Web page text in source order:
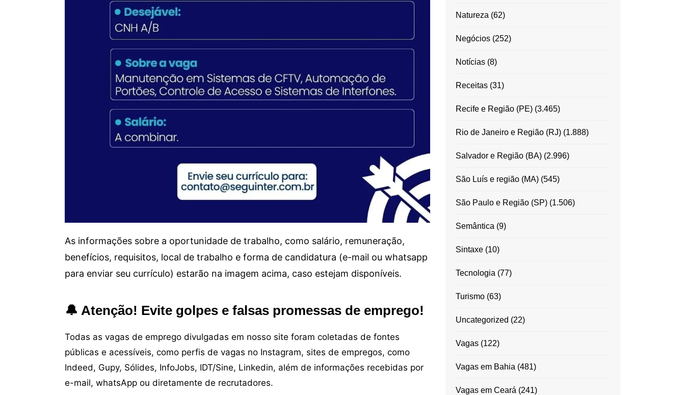
As informações sobre a oportunidade de trabalho, como salário, remuneração,
benefícios, requisitos, local de trabalho e forma de candidatura (e-mail ou whatsapp
para enviar seu currículo) estarão na imagem acima, caso estejam disponíveis.
🔔 Atenção! Evite golpes e falsas promessas de emprego!
Todas as vagas de emprego divulgadas em nosso site foram coletadas de fontes
públicas e acessíveis, como perfis de vagas no Instagram, sites de empregos, como
Indeed, Gupy, Sólides, InfoJobs, IDT/Sine, Linkedin, além de informações recebidas por
e-mail, whatsApp ou diretamente de recrutadores.
Natureza (62)
Negócios(252)
Notícias(8)
Receitas(31)
Recife e Região (PE)(3.465)
Rio de Janeiro e Região (RJ)(1.888)
Salvador e Região (BA)(2.996)
São Luís e região (MA)(545)
São Paulo e Região (SP)(1.506)
Semântica (9)
Sintaxe(10)
Tecnologia (77)
Turismo(63)
Uncategorized (22)
Vagas(122)
Vagas em Bahia (481)
Vagas em Ceará (241)